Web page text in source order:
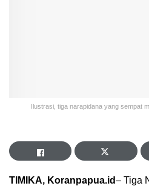
Ilustrasi, tiga narapidana yang sempat
TIMIKA, Koranpapua.id– Tiga